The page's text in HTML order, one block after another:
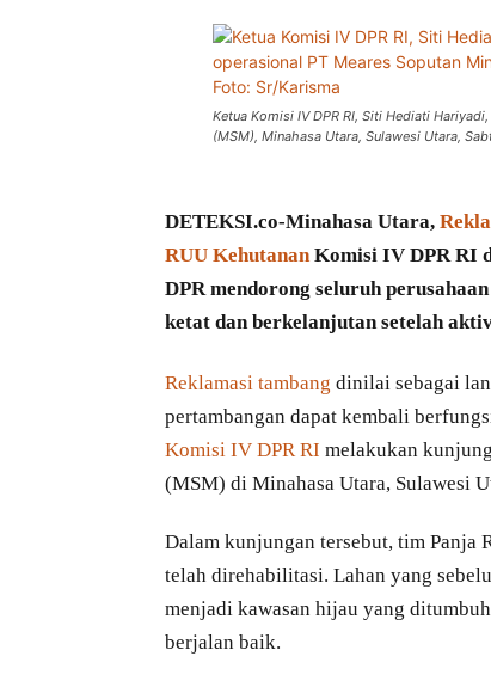
Ketua Komisi IV DPR RI, Siti Hediati
(MSM), Minahasa Utara, Sulawesi Utara,
DETEKSI.co-Minahasa Utara,
RUU KehutananKomisi IV DPR RI
DPR mendorong seluruh
ketat dan berkelanjutan setelah
Reklamasi tambang dinilai sebagai
pertambangan dapat kembali
Komisi IV DPR RI melakukan
(MSM) di Minahasa Utara, Sulawesi
Dalam kunjungan tersebut, tim Panja
telah direhabilitasi. Lahan yang
menjadi kawasan hijau yang
berjalan baik.